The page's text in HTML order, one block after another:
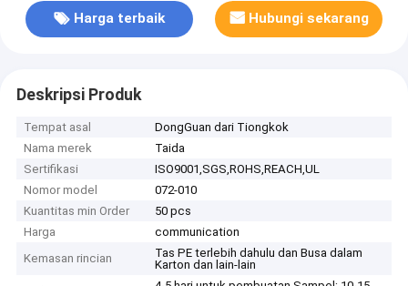
Harga terbaik Hubungi sekarang
Deskripsi Produk
Tempat asal
DongGuan dari Tiongkok
Nama merek
Taida
Sertifikasi
ISO9001,SGS,ROHS,REACH,UL
Nomor model
072-010
Kuantitas min Order
50 pcs
Harga
communication
Kemasan rincian
Tas PE terlebih dahulu dan Busa dalam
Karton dan lain-lain